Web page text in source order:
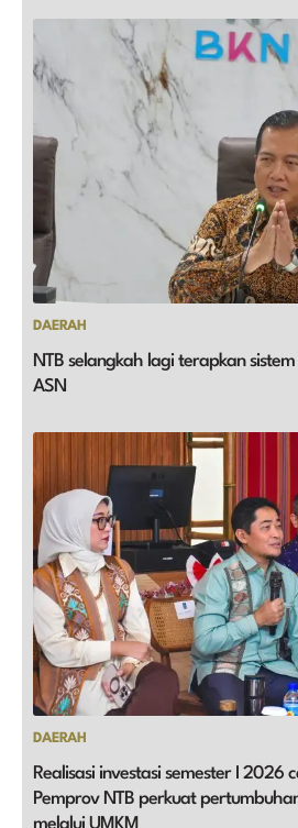
DAERAH
NTB selangkah lagi terapkan
ASN
DAERAH
Realisasi investasi semester I 2026
Pemprov NTB perkuat